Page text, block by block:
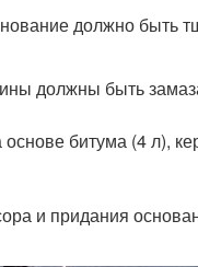
должно быть
должны быть
битума (4 л),
и придания